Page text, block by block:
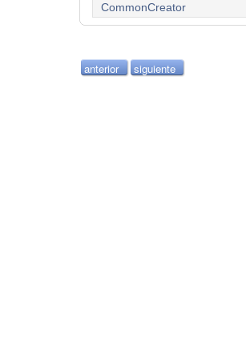
CommonCreator
anterior siguiente